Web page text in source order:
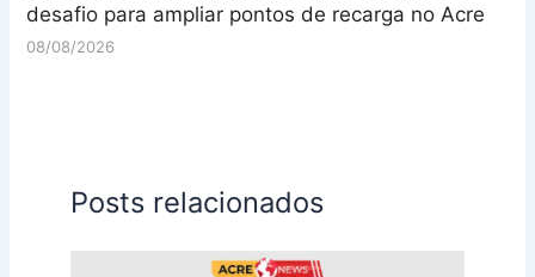
desafio para ampliar pontos de recarga no Acre
08/08/2026
Posts relacionados